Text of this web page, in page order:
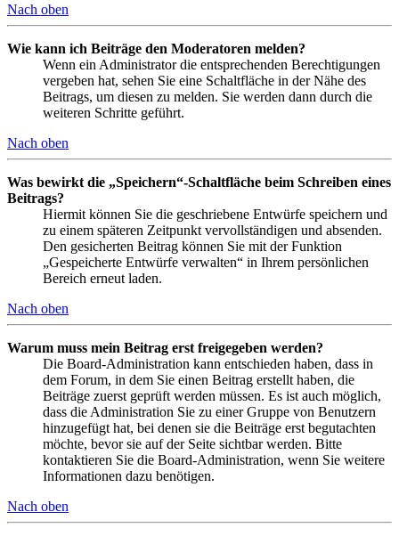
Nach oben
Wie kann ich Beiträge den Moderatoren melden?
Wenn ein Administrator die entsprechenden Berechtigungen
vergeben hat, sehen Sie eine Schaltfläche in der Nähe des
Beitrags, um diesen zu melden. Sie werden dann durch die
weiteren Schritte geführt.
Nach oben
Was bewirkt die „Speichern“-Schaltfläche beim Schreiben eines
Beitrags?
Hiermit können Sie die geschriebene Entwürfe speichern und
zu einem späteren Zeitpunkt vervollständigen und absenden.
Den gesicherten Beitrag können Sie mit der Funktion
„Gespeicherte Entwürfe verwalten“ in Ihrem persönlichen
Bereich erneut laden.
Nach oben
Warum muss mein Beitrag erst freigegeben werden?
Die Board-Administration kann entschieden haben, dass in
dem Forum, in dem Sie einen Beitrag erstellt haben, die
Beiträge zuerst geprüft werden müssen. Es ist auch möglich,
dass die Administration Sie zu einer Gruppe von Benutzern
hinzugefügt hat, bei denen sie die Beiträge erst begutachten
möchte, bevor sie auf der Seite sichtbar werden. Bitte
kontaktieren Sie die Board-Administration, wenn Sie weitere
Informationen dazu benötigen.
Nach oben